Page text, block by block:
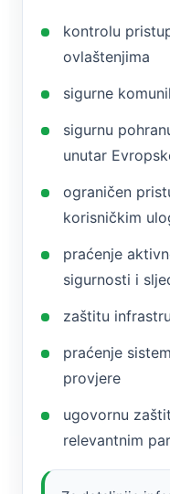
kontrolu
ovlaštenjima
sigurne
sigurnu
unutar
ograničen
korisničkim
praćenje
sigurnosti i
zaštitu
praćenje
provjere
ugovornu
relevantnim